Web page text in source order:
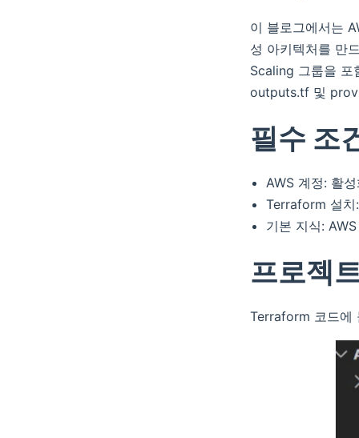
이 블로그에서는
성 아키텍처를 만
Scaling 그룹을
outputs.tf 및
필수 조
AWS 계정: 활
Terraform 설치
기본 지식:
프로젝
Terraform 코드에